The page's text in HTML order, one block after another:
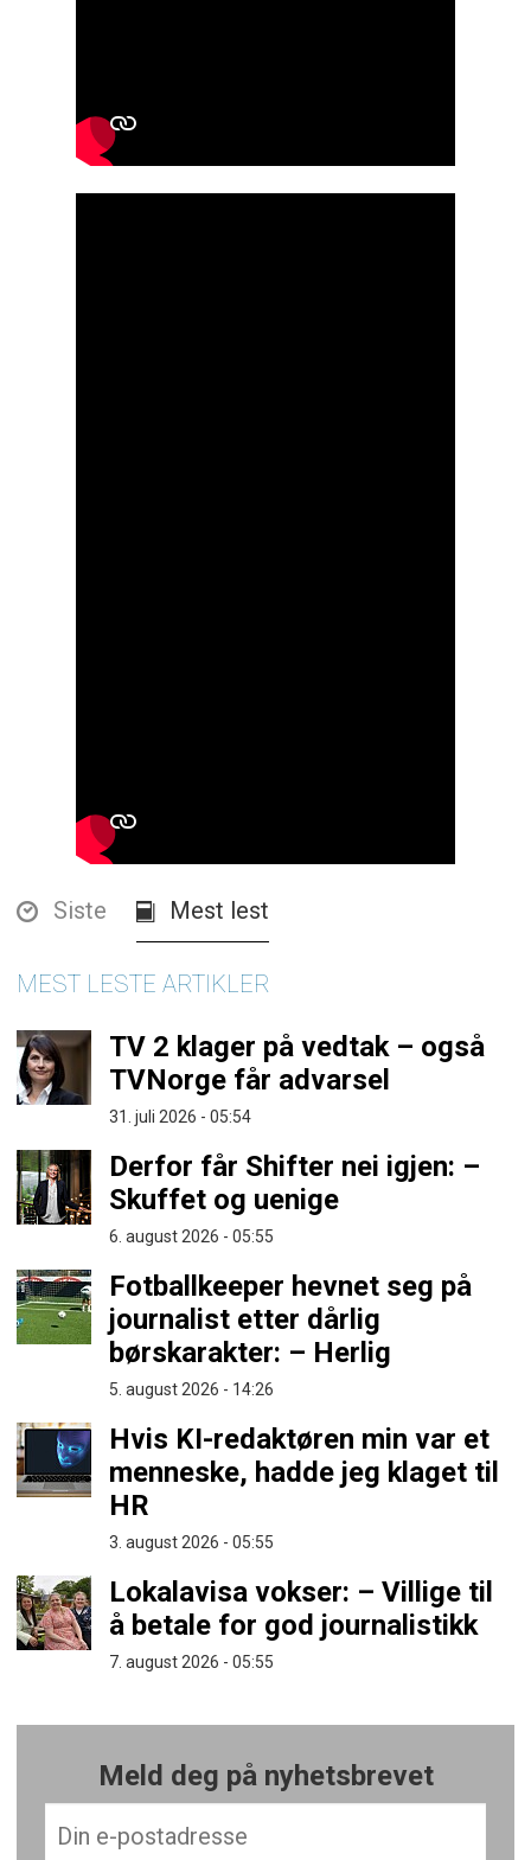
Siste Mest lest
MEST LESTE ARTIKLER
TV 2 klager på vedtak – også
TVNorge får advarsel
31. juli 2026 - 05:54
Derfor får Shifter nei igjen: –
Skuffet og uenige
6. august 2026 - 05:55
Fotballkeeper hevnet seg på
journalist etter dårlig
børskarakter: – Herlig
5. august 2026 - 14:26
Hvis KI-redaktøren min var et
menneske, hadde jeg klaget til
HR
3. august 2026 - 05:55
Lokalavisa vokser: – Villige til
å betale for god journalistikk
7. august 2026 - 05:55
Meld deg på nyhetsbrevet